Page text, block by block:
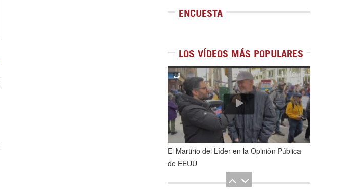
ENCUESTA
LOS VÍDEOS MÁS POPULARES
1de5
El Martirio del Líder en la Opinión Pública
de EEUU